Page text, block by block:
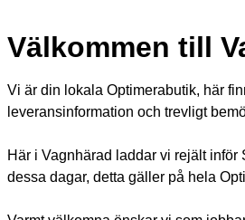
Välkommen till
Vi är din lokala Optimerabutik, här
leveransinformation och trevligt
Här i Vagnhärad laddar vi rejält
dessa dagar, detta gäller på hela